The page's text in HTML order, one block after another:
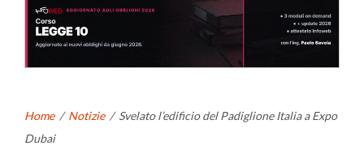
Home / Notizie / Svelato l’edificio del Padiglione Italia a Expo
Dubai